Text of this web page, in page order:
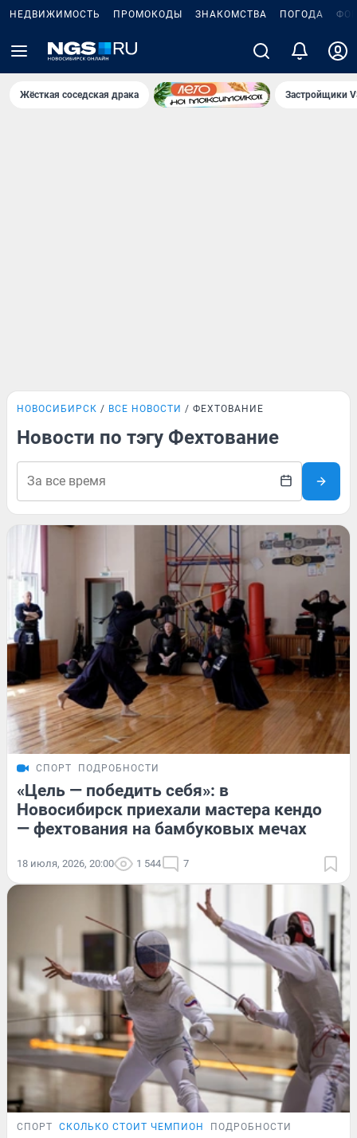
НЕДВИЖИМОСТЬ ПРОМОКОДЫ ЗНАКОМСТВА ПОГОДА
Жёсткая соседская драка Застройщики
НОВОСИБИРСК ВСЕ НОВОСТИ ФЕХТОВАНИЕ
Новости по тэгу Фехтование
СПОРТ ПОДРОБНОСТИ
«Цель — победить себя»: в
Новосибирск приехали мастера кендо
— фехтования на бамбуковых мечах
18 июля, 2026, 20:00 1 544 7
СПОРТ СКОЛЬКО СТОИТ ЧЕМПИОН ПОДРОБНОСТИ